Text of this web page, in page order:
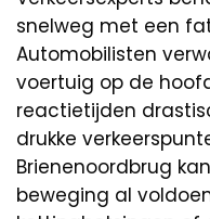
snelweg met een
Automobilisten
voertuig op de
reactietijden
drukke
Brienenoordbrug
beweging al